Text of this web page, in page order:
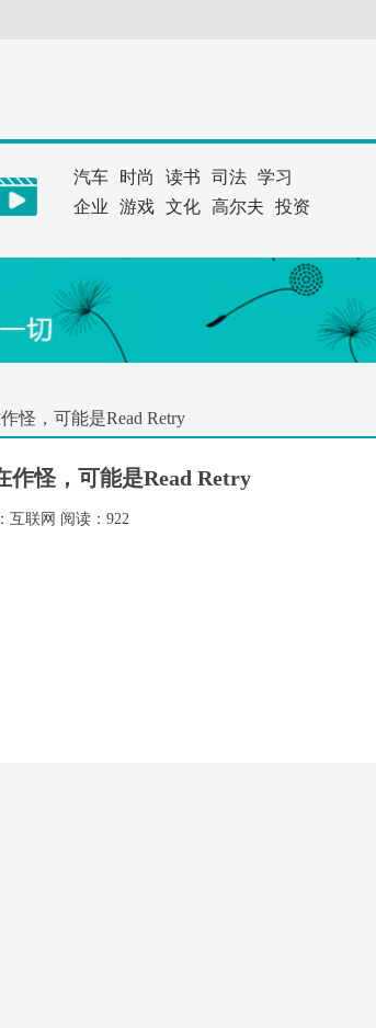
汽车 时尚 读书 司法 学习
企业
游戏 文化 高尔夫 投资
怪，可能是Read Retry
作怪，可能是Read Retry
互联网 阅读：922